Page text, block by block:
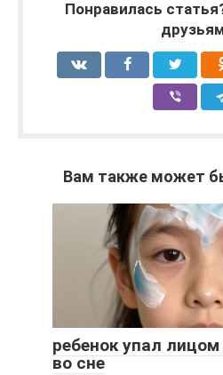
Понравилась
Вам также может
ребенок упал лицом
во сне